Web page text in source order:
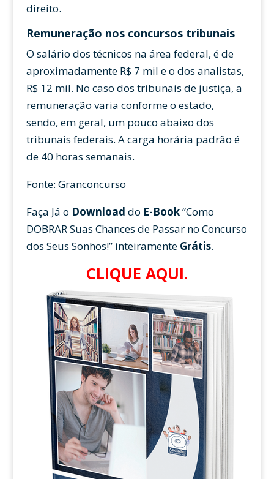
direito.
Remuneração nos concursos tribunais
O salário dos técnicos na área federal, é de
aproximadamente R$ 7 mil e o dos analistas,
R$ 12 mil. No caso dos tribunais de justiça, a
remuneração varia conforme o estado,
sendo, em geral, um pouco abaixo dos
tribunais federais. A carga horária padrão é
de 40 horas semanais.
Fonte: Granconcurso
Faça Já o Download do E-Book“Como
DOBRAR Suas Chances de Passar no Concurso
dos Seus Sonhos!” inteiramente Grátis.
CLIQUE AQUI.